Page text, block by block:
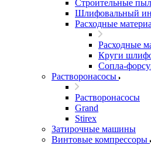
Строительные
Шлифовальный
Расходные
Расходные
Круги
Сопла-
Растворонасосы
Растворонасосы
Grand
Stirex
Затирочные машины
Винтовые компрессоры